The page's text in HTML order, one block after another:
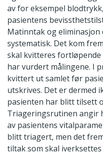
av for eksempel
pasientens
Matinntak og eliminasjon
systematisk. Det kom
skal kvitteres
har vurdert målingene. I
kvittert ut samlet før
utskrives. Det er dermed
pasienten har blitt tilsett
Triageringsrutinen angir
av pasientens
blitt triagert, men det
tiltak som skal